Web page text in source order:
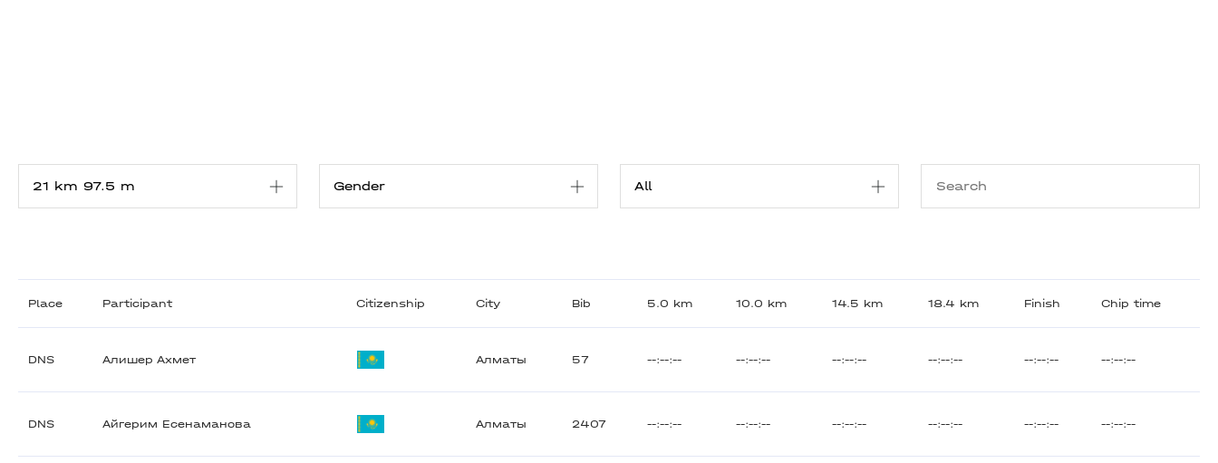
Place Participant Citizenship City Bib 5.0 km 10.0 km 14.5 km 18.4 km Finish Chip time
DNS Алишер Ахмет Алматы 57 --:--:-- --:--:-- --:--:-- --:--:-- --:--:-- --:--:--
DNS Айгерим Есенаманова Алматы 2407 --:--:-- --:--:-- --:--:-- --:--:-- --:--:-- --:--:--